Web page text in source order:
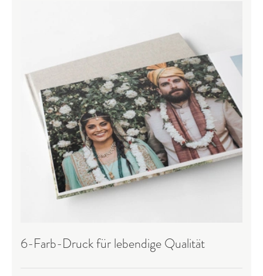
6-Farb-Druck für lebendige Qualität